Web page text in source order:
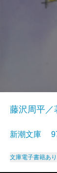
藤沢周平／
新潮文庫
文庫電子書籍あり